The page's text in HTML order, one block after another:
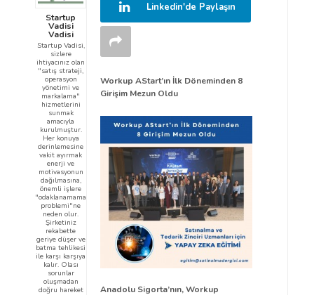
Startup
Vadisi
Vadisi
Startup Vadisi,
sizlere
ihtiyacınız olan
"satış strateji,
operasyon
yönetimi ve
markalama"
hizmetlerini
sunmak
amacıyla
kurulmuştur.
Her konuya
derinlemesine
vakit ayırmak
enerji ve
motivasyonun
dağılmasına,
önemli işlere
"odaklanamama
problemi"ne
neden olur.
Şirketiniz
rekabette
geriye düşer ve
batma tehlikesi
ile karşı karşıya
kalır. Olası
sorunlar
oluşmadan
doğru hareket
Linkedin'de Paylaşın
Workup AStart’ın İlk Döneminden 8
Girişim Mezun Oldu
Anadolu Sigorta’nın, Workup